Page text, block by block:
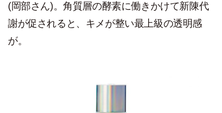
(岡部さん)。角質層の酵素に働きかけて新陳代
謝が促されると、キメが整い最上級の透明感
が。